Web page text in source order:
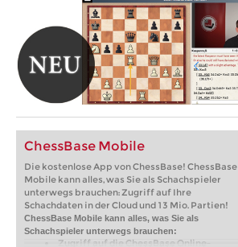
ChessBase Mobile
Die kostenlose App von ChessBase! ChessBase
Mobile kann alles, was Sie als Schachspieler
unterwegs brauchen: Zugriff auf Ihre
Schachdaten in der Cloud und 13 Mio. Partien!
ChessBase Mobile kann alles, was Sie als
Schachspieler unterwegs brauchen:
Zugriff auf die ChessBase Online-